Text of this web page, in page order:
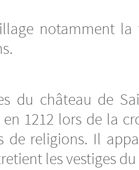
notamment la
du château de
1212 lors de la
de religions. Il
les vestiges